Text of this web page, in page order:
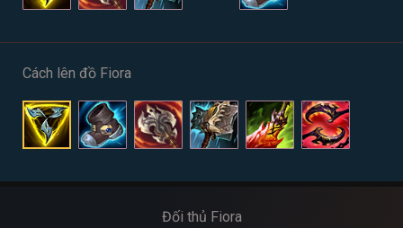
Cách lên đồ Fiora
Đối thủ Fiora